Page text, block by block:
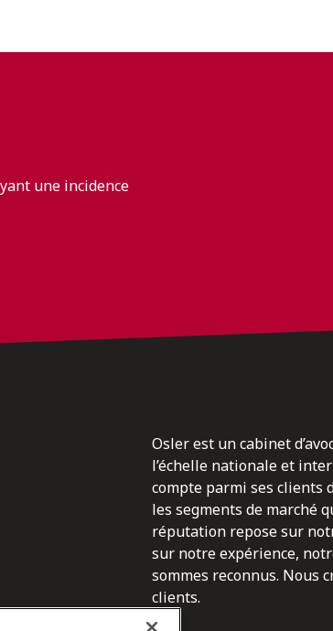
une incidence
Osler est un cabinet
l’échelle nationale et
compte parmi ses clients
les segments de marché
réputation repose sur
sur notre expérience,
sommes reconnus. Nous
clients.